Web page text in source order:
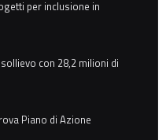
per inclusione in
con 28,2 milioni di
Piano di Azione